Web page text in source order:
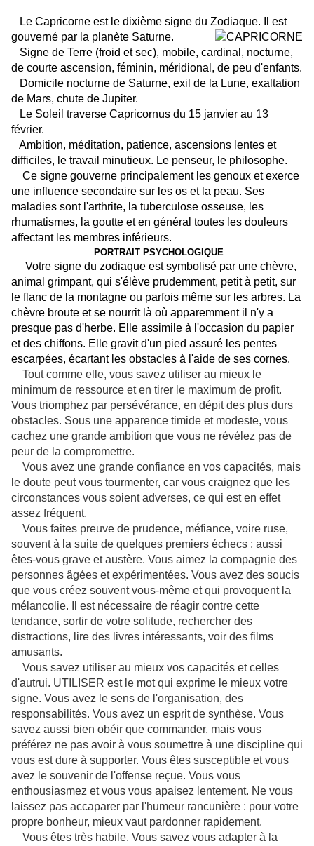
Le Capricorne est le dixième signe du Zodiaque. Il est
gouverné par la planète Saturne.
Signe de Terre (froid et sec), mobile, cardinal, nocturne,
de courte ascension, féminin, méridional, de peu d'enfants.
Domicile nocturne de Saturne, exil de la Lune, exaltation
de Mars, chute de Jupiter.
Le Soleil traverse Capricornus du 15 janvier au 13
février.
Ambition, méditation, patience, ascensions lentes et
difficiles, le travail minutieux. Le penseur, le philosophe.
Ce signe gouverne principalement les genoux et exerce
une influence secondaire sur les os et la peau. Ses
maladies sont l'arthrite, la tuberculose osseuse, les
rhumatismes, la goutte et en général toutes les douleurs
affectant les membres inférieurs.
PORTRAIT PSYCHOLOGIQUE
Votre signe du zodiaque est symbolisé par une chèvre,
animal grimpant, qui s'élève prudemment, petit à petit, sur
le flanc de la montagne ou parfois même sur les arbres. La
chèvre broute et se nourrit là où apparemment il n'y a
presque pas d'herbe. Elle assimile à l'occasion du papier
et des chiffons. Elle gravit d'un pied assuré les pentes
escarpées, écartant les obstacles à l'aide de ses cornes.
Tout comme elle, vous savez utiliser au mieux le
minimum de ressource et en tirer le maximum de profit.
Vous triomphez par persévérance, en dépit des plus durs
obstacles. Sous une apparence timide et modeste, vous
cachez une grande ambition que vous ne révélez pas de
peur de la compromettre.
Vous avez une grande confiance en vos capacités, mais
le doute peut vous tourmenter, car vous craignez que les
circonstances vous soient adverses, ce qui est en effet
assez fréquent.
Vous faites preuve de prudence, méfiance, voire ruse,
souvent à la suite de quelques premiers échecs ; aussi
êtes-vous grave et austère. Vous aimez la compagnie des
personnes âgées et expérimentées. Vous avez des soucis
que vous créez souvent vous-même et qui provoquent la
mélancolie. Il est nécessaire de réagir contre cette
tendance, sortir de votre solitude, rechercher des
distractions, lire des livres intéressants, voir des films
amusants.
Vous savez utiliser au mieux vos capacités et celles
d'autrui. UTILISER est le mot qui exprime le mieux votre
signe. Vous avez le sens de l'organisation, des
responsabilités. Vous avez un esprit de synthèse. Vous
savez aussi bien obéir que commander, mais vous
préférez ne pas avoir à vous soumettre à une discipline qui
vous est dure à supporter. Vous êtes susceptible et vous
avez le souvenir de l'offense reçue. Vous vous
enthousiasmez et vous vous apaisez lentement. Ne vous
laissez pas accaparer par l'humeur rancunière : pour votre
propre bonheur, mieux vaut pardonner rapidement.
Vous êtes très habile. Vous savez vous adapter à la